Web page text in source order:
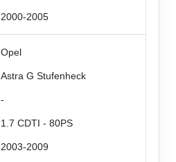
2000-2005
Opel
Astra G Stufenheck
-
1.7 CDTI - 80PS
2003-2009